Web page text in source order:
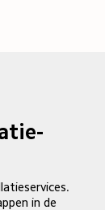
in de